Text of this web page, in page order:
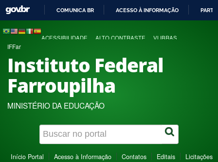
COMUNICA BR ACESSO À INFORMAÇÃO
ACESSIBILIDADE ALTO CONTRASTE VLIBRAS
IFFar
Instituto Federal
Farroupilha
MINISTÉRIO DA EDUCAÇÃO
Início Portal Acesso à Informação Contatos Editais Licitações